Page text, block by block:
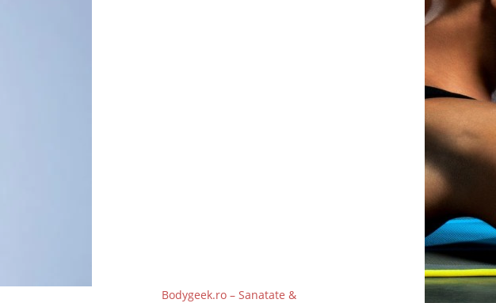
Bodygeek.ro – Sanatate &